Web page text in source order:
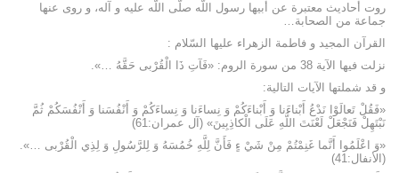
روت أحاديث معتبرة عن أبيها رسول اللّه صلّى اللّه عليه و آله، و روى عنها
جماعة من الصحابة…
القرآن المجيد و فاطمة الزهراء عليها السّلام :
نزلت فيها الآية 38 من سورة الروم: «فَآتِ ذَا الْقُرْبى حَقَّهُ …».
و قد شملتها الآيات التالية:
«فَقُلْ تَعالَوْا نَدْعُ أَبْناءَنا وَ أَبْناءَكُمْ وَ نِساءَنا وَ نِساءَكُمْ وَ أَنْفُسَنا وَ أَنْفُسَكُمْ ثُمَّ
نَبْتَهِلْ فَنَجْعَلْ لَعْنَتَ اللَّهِ عَلَى الْكاذِبِينَ» (آل عمران:61)
«وَ اعْلَمُوا أَنَّما غَنِمْتُمْ مِنْ شَيْ ءٍ فَأَنَّ لِلَّهِ خُمُسَهُ وَ لِلرَّسُولِ وَ لِذِي الْقُرْبى …».
(الأنفال:41)